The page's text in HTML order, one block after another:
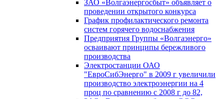
ЗАО «Волгаэнергосбыт» объявляет о
проведении открытого конкурса
График профилактического ремонта
систем горячего водоснабжения
Предприятия Группы «Волгаэнерго»
осваивают принципы бережливого
производства
Электростанции ОАО
"ЕвроСибЭнерго" в 2009 г увеличили
производство электроэнергии на 4
проц по сравнению с 2008 г до 82,